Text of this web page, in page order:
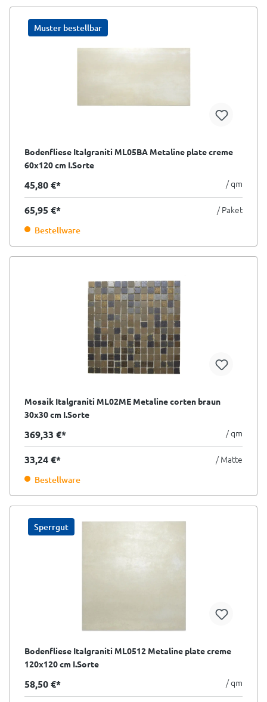
Muster bestellbar
Bodenfliese Italgraniti ML05BA Metaline plate creme
60x120 cm I.Sorte
45,80 €* / qm
65,95 €* / Paket
Bestellware
Mosaik Italgraniti ML02ME Metaline corten braun
30x30 cm I.Sorte
369,33 €* / qm
33,24 €* / Matte
Bestellware
Sperrgut
Bodenfliese Italgraniti ML0512 Metaline plate creme
120x120 cm I.Sorte
58,50 €* / qm